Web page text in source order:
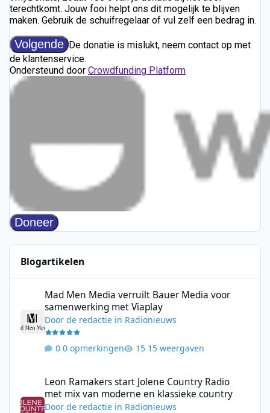
Blogartikelen
Mad Men Media verruilt Bauer Media voor
samenwerking met Viaplay
Doorde redactie in Radionieuws
0 opmerkingen 15 weergaven
Leon Ramakers start Jolene Country Radio
met mix van moderne en klassieke country
Doorde redactie in Radionieuws